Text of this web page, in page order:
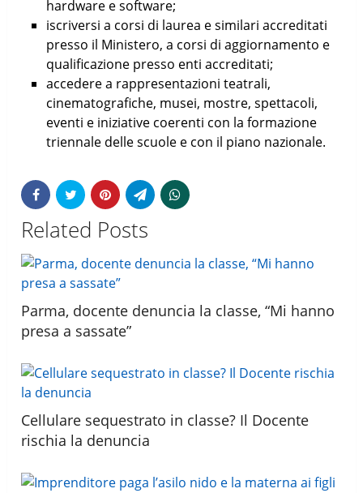
hardware e software;
iscriversi a corsi di laurea e similari accreditati
presso il Ministero, a corsi di aggiornamento e
qualificazione presso enti accreditati;
accedere a rappresentazioni teatrali,
cinematografiche, musei, mostre, spettacoli,
eventi e iniziative coerenti con la formazione
triennale delle scuole e con il piano nazionale.
Related Posts
Parma, docente denuncia la classe, “Mi hanno
presa a sassate”
Cellulare sequestrato in classe? Il Docente
rischia la denuncia